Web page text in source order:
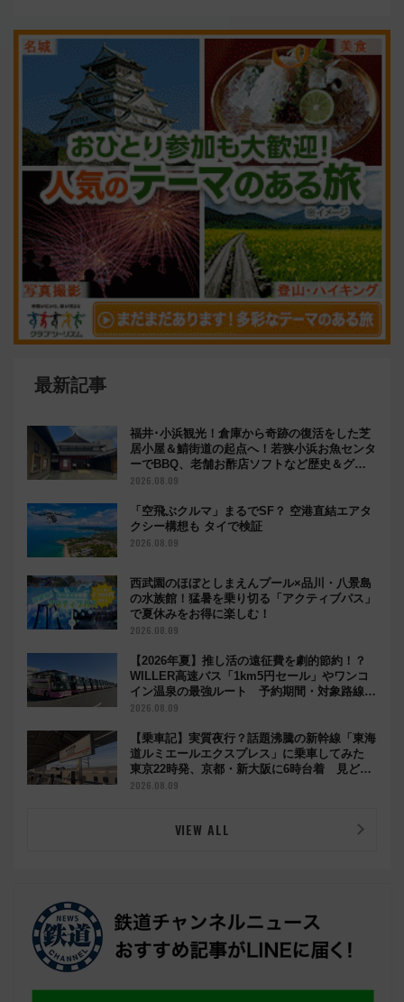
最新記事
福井･小浜観光！倉庫から奇跡の復活をした芝
居小屋＆鯖街道の起点へ！若狭小浜お魚センタ
ーでBBQ、老舗お酢店ソフトなど歴史＆グル
メ散歩
2026.08.09
「空飛ぶクルマ」まるでSF？ 空港直結エアタ
クシー構想も タイで検証
2026.08.09
西武園のほぼとしまえんプール×品川・八景島
の水族館！猛暑を乗り切る「アクティブパス」
で夏休みをお得に楽しむ！
2026.08.09
【2026年夏】推し活の遠征費を劇的節約！？
WILLER高速バス「1km5円セール」やワンコ
イン温泉の最強ルート 予約期間・対象路線ま
とめ
2026.08.09
【乗車記】実質夜行？話題沸騰の新幹線「東海
道ルミエールエクスプレス」に乗車してみた
東京22時発、京都・新大阪に6時台着 見どこ
ろは岐阜羽島の素晴らし過ぎる朝
2026.08.09
VIEW ALL